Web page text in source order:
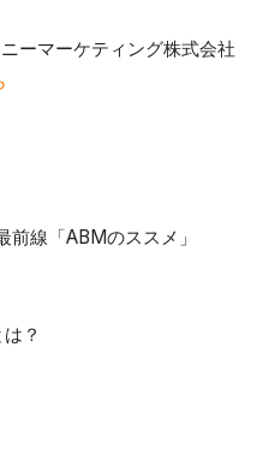
ーマーケティング株式会社
線「ABMのススメ」
？